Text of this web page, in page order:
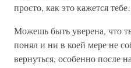
просто, как это кажется
Можешь быть уверена, что
понял и ни в коей мере не
вернуться, особенно после